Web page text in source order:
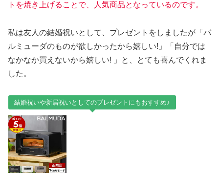
トを焼き上げることで、人気商品となっているのです。
私は友人の結婚祝いとして、プレゼントをしましたが「バ
ルミューダのものが欲しかったから嬉しい!」「自分では
なかなか買えないから嬉しい! 」と、とても喜んでくれま
した。
結婚祝いや新居祝いとしてのプレゼントにもおすすめ♪